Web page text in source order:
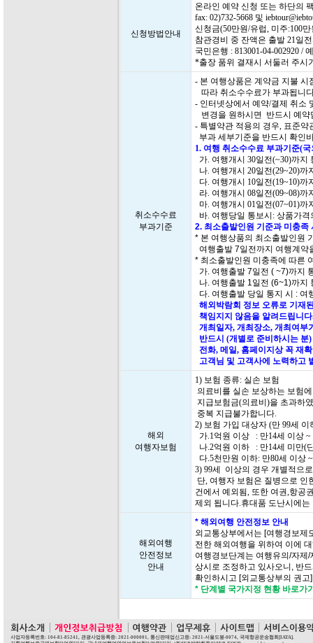
신청방법안내
온라인 예약 신청 또는 하단의
fax: 02)732-5668 및
신청금(50만원/유럽, 미주:100
참관경비 중 잔액은 출발 21일
국민은행 : 813001-04-002920 /
*출장 품위 결재시 서둘러 주시
취소수수료
부과기준
- 본 여행상품은 계약금 지불 시
따라 취소수수료가 부과됩니
- 인터넷상에서 예약/결제 취소
변경을 원하시면 반드시 예약
- 특별약관 적용의 경우, 표준
부과 세부기준을 반드시 확인
1. 여행 취소수수료 부과기준(
가. 여행개시 30일전(~30)까지
나. 여행개시 20일전(29~20)까
다. 여행개시 10일전(19~10)까
라. 여행개시 08일전(09~08)까
마. 여행개시 01일전(07~01)까
바. 여행당일 통보시: 상품가격
2. 최소출발인원 기준과 미충족
* 본 여행상품의 최소출발인원
여행출발 7일전까지 여행계약
* 최소출발인원 미충족에 따른
가. 여행출발 7일전 ( ~7)까지
나. 여행출발 1일전 (6~1)까지
다. 여행출발 당일 통지 시 : 여
해외박람회 정보 오류로 기재
책임지지 않음을 알려드립니
개최일자, 개최장소, 개최여부
반드시 (개별로 준비하시는 분
전화, 메일, 홈페이지상 꼭 재
고객님 및 고객사에 노력하고
해외
여행자보험
1) 보험 종류: 실손 보험
의료비를 실손 보상하는 보험
지급보험금(의료비)을 초과하
중복 지급불가합니다.
2) 보험 가입 대상자 (만 99세
가.1억원 이상 : 만14세 이상 ~
나.2억원 이하 : 만14세 미만(
다.5천만원 이하: 만80세 이상
3) 99세 이상의 경우 개별적으
단, 여행자 보험은 질병으로 인
건에서 예외됨, 또한 여권,항공
제외 됩니다.휴대품 도난시에
해외여행
안전정보
안내
* 해외여행 안전정보 안내
외교통상부에서는 [여행경보제
전한 해외여행을 위하여 이에
여행경보단계는 여행유의/자제
상시로 조정하고 있사오니, 반
확인하시고 [외교통상부의 권
* 단계별 국가지정 현황 바로가
사업자등록번호: 104-81-85241, 관광사업등록증: 2021-000001, 통신판매업신고증: 2021-서울도봉-0074, 국제항공운송협회[IATA].